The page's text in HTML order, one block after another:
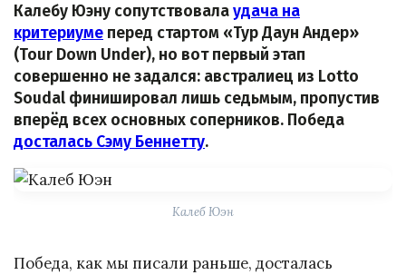
Калебу Юэну сопутствовалаудача на
критериуме перед стартом «Тур Даун Андер»
(Tour Down Under), но вот первый этап
совершенно не задался: австралиец из Lotto
Soudal финишировал лишь седьмым, пропустив
вперёд всех основных соперников. Победа
досталась Сэму Беннетту.
Калеб Юэн
Победа, как мы писали раньше, досталась